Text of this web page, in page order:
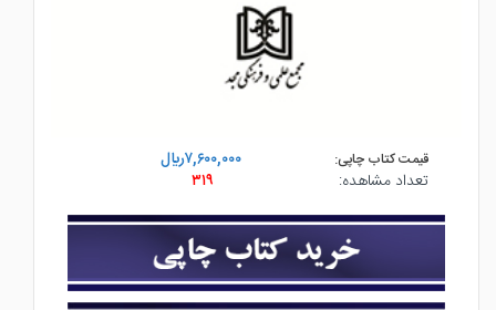
قیمت کتاب چاپی:
۷,۶۰۰,۰۰۰ريال
تعداد مشاهده:
۳۱۹